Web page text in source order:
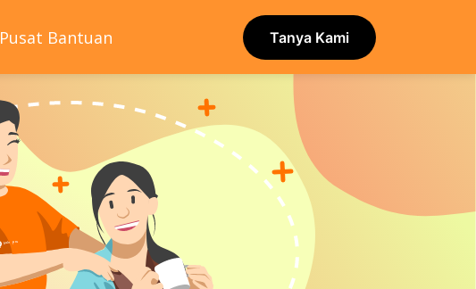
Pusat Bantuan Tanya Kami